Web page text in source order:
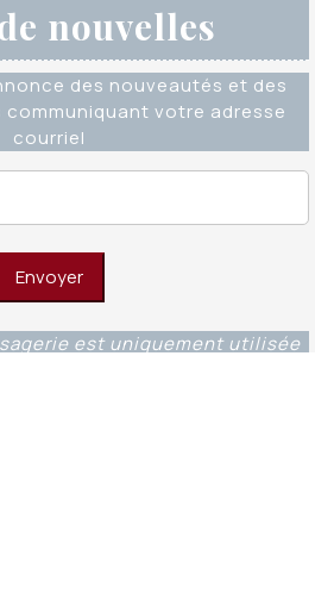
nouvelles
des nouveautés et des
votre adresse
courriel
est uniquement utilisée